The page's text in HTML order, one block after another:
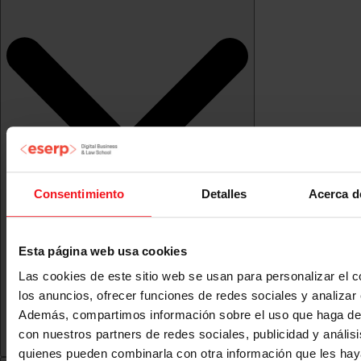
Consentimiento Detalles Acerca
Esta página web usa cookies
Las cookies de este sitio web se usan para personalizar el
los anuncios, ofrecer funciones de redes sociales y analizar
Además, compartimos información sobre el uso que haga
con nuestros partners de redes sociales, publicidad y
quienes pueden combinarla con otra información que les